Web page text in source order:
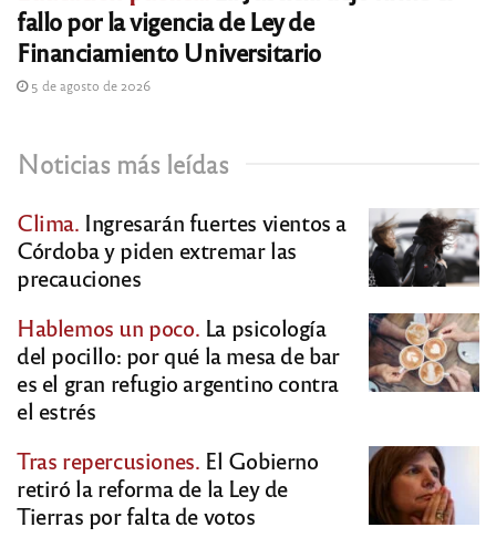
fallo por la vigencia de Ley de
Financiamiento Universitario
5 de agosto de 2026
Noticias más leídas
Clima. Ingresarán fuertes vientos a
Córdoba y piden extremar las
precauciones
Hablemos un poco. La psicología
del pocillo: por qué la mesa de bar
es el gran refugio argentino contra
el estrés
Tras repercusiones. El Gobierno
retiró la reforma de la Ley de
Tierras por falta de votos